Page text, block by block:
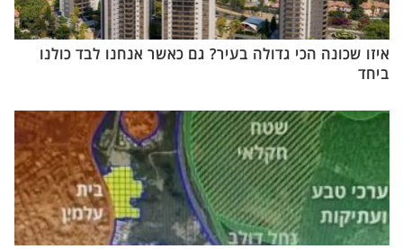
איזו שכונה הכי גדולה בעיר? גם כאשר אנחנו לבד כולנו
ביחד